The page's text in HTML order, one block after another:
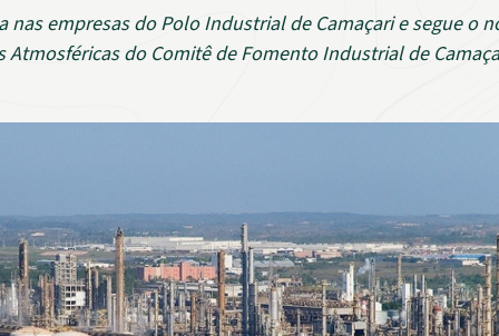
nas empresas do Polo Industrial de Camaçari e segue o
Atmosféricas do Comitê de Fomento Industrial de